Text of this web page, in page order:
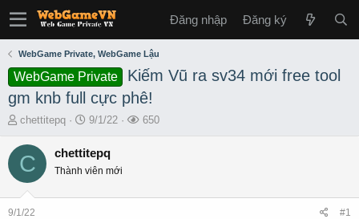
Đăng nhập Đăng ký
WebGame Private, WebGame Lậu
WebGame Private
Kiếm Vũ ra sv34 mới free tool
gm knb full cực phê!
T
r
e
s
chettitepq
S
a
t
9/1/22
L
650
C chettitepq
Thành viên mới
9/1/22 #1